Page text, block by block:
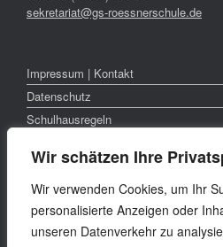
Wir schätzen Ihre
Wir verwenden Cookies, um Ihr
personalisierte Anzeigen oder
unseren Datenverkehr zu
sekretariat@gs-roessnerschule.de
Impressum | Kontakt
Datenschutz
Schulhausregeln
Einschulung (1. Klasse)
Übertritt (4. Klasse)